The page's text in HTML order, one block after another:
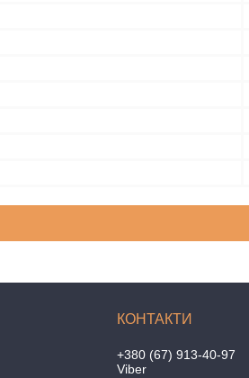
+380 (67) 913-40-97
Viber